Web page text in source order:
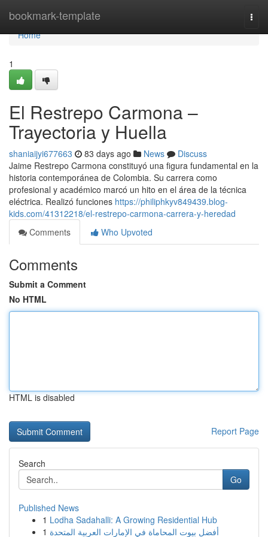
bookmark-template
Home
Home
1
El Restrepo Carmona –
Trayectoria y Huella
shaniaijyi677663 83 days ago News
Discuss
Jaime Restrepo Carmona constituyó una figura fundamental en la
historia contemporánea de Colombia. Su carrera como
profesional y académico marcó un hito en el área de la técnica
eléctrica. Realizó funciones https://philiphkyv849439.blog-
kids.com/41312218/el-restrepo-carmona-carrera-y-heredad
Comments
Who Upvoted
Comments
Submit a Comment
No HTML
HTML is disabled
Report Page
Search
Go
Published News
1 Lodha Sadahalli: A Growing Residential Hub
1 أفضل بيوت المحاماة في الإمارات العربية المتحدة